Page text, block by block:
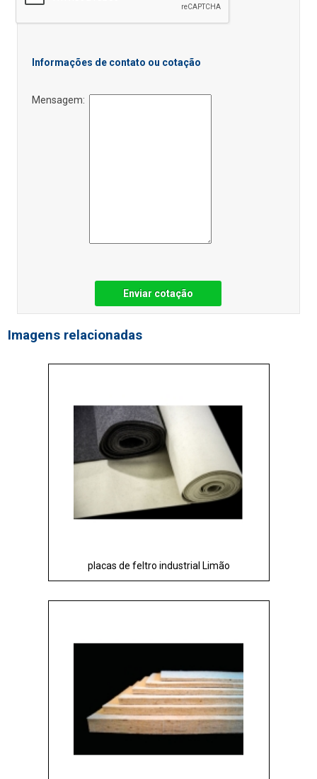
Informações de contato ou cotação
Mensagem:
Enviar cotação
Imagens relacionadas
placas de feltro industrial Limão